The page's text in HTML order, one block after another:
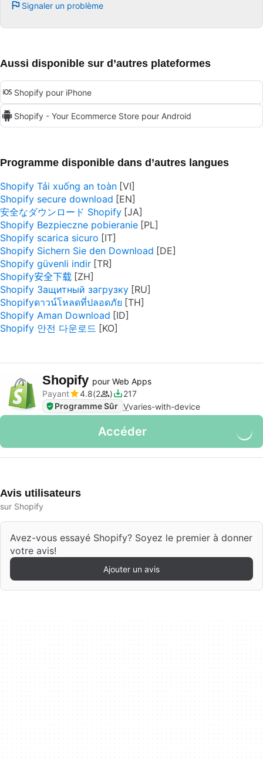
Signaler un problème
Aussi disponible sur d’autres plateformes
Shopify pour iPhone
Shopify - Your Ecommerce Store pour Android
Programme disponible dans d’autres langues
Shopify Tải xuống an toàn
Shopify secure download
安全なダウンロード Shopify
Shopify Bezpieczne pobieranie
Shopify scarica sicuro
Shopify Sichern Sie den Download
Shopify güvenli indir
Shopify安全下载
Shopify Защитный загрузку
Shopifyดาวน์โหลดที่ปลอดภัย
Shopify Aman Download
Shopify 안전 다운로드
Shopify pour Web Apps
Payant
4.8 2
217
Programme Sûr Vvaries-with-device
Accéder
Avis utilisateurs
sur Shopify
Avez-vous essayé Shopify? Soyez le premier à donner
votre avis!
Ajouter un avis